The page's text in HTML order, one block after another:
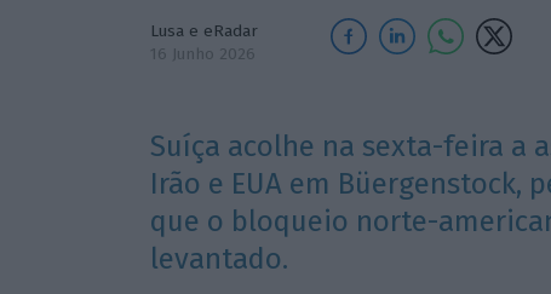
Lusa e eRadar
16 Junho 2026
Suíça acolhe na sexta-feira a
Irão e EUA em Büergenstock,
que o bloqueio norte-
levantado.